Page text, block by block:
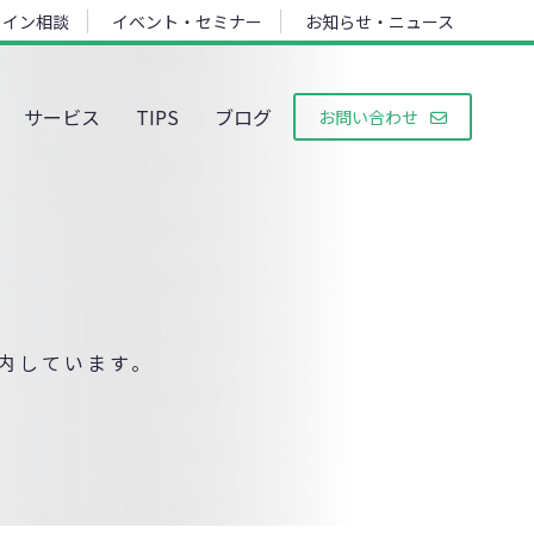
ン相談 イベント・セミナー お知らせ・ニュース
サービス TIPS ブログ お問い合わせ
ています。